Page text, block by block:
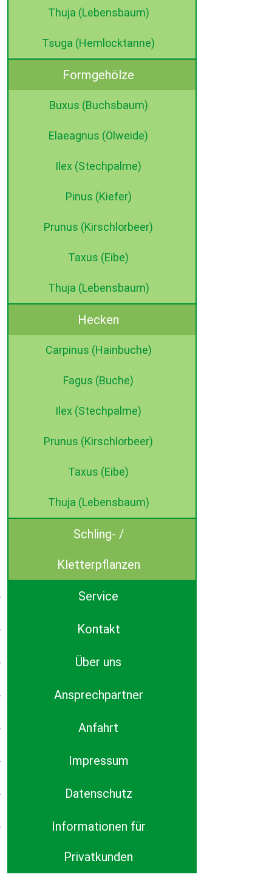
Thuja (Lebensbaum)
Tsuga (Hemlocktanne)
Formgehölze
Buxus (Buchsbaum)
Elaeagnus (Ölweide)
Ilex (Stechpalme)
Pinus (Kiefer)
Prunus (Kirschlorbeer)
Taxus (Eibe)
Thuja (Lebensbaum)
Hecken
Carpinus (Hainbuche)
Fagus (Buche)
Ilex (Stechpalme)
Prunus (Kirschlorbeer)
Taxus (Eibe)
Thuja (Lebensbaum)
Schling- /
Kletterpflanzen
Service
Kontakt
Über uns
Ansprechpartner
Anfahrt
Impressum
Datenschutz
Informationen für
Privatkunden